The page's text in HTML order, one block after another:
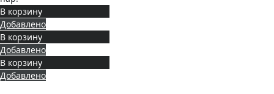
В корзину
Добавлено
В корзину
Добавлено
В корзину
Добавлено